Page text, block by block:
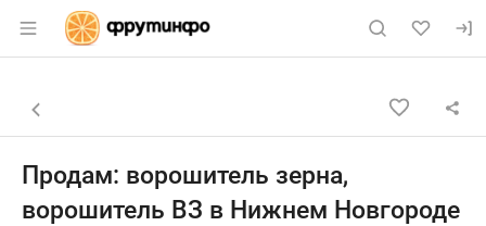
Раздел навигации по сайту fruitinfo.ru
Объявление: Продам:
Навигация и управление объявлением
Назад к списку объявлений
Продам: ворошитель зерна,
ворошитель ВЗ в Нижнем Новгороде